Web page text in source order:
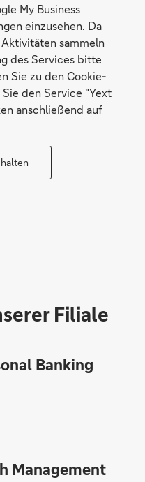
My Business
einzusehen. Da
sammeln
des Services bitte
Sie zu den Cookie-
den Service "Yext
anschließend auf
Filiale
Banking
Management